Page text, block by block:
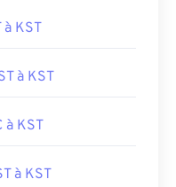
à KST
à KST
à KST
à KST